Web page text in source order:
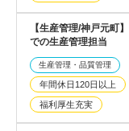
【生産管理/神戸元町
での生産管理担当
生産管理・品質管理
年間休日120日以上
福利厚生充実